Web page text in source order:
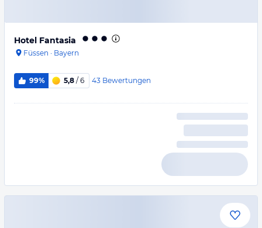
Hotel Fantasia
Füssen · Bayern
99% 5,8 / 6 43 Bewertungen